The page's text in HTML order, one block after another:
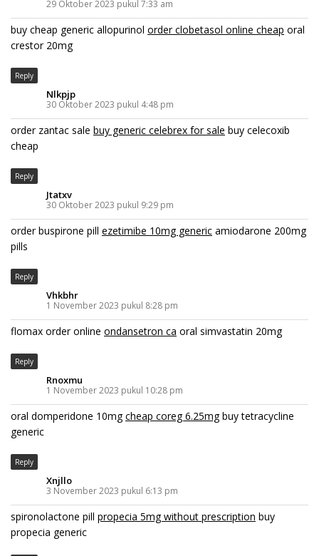
29 Oktober 2023 pukul 7:33 am
buy cheap generic allopurinol order clobetasol online cheap oral
crestor 20mg
Reply
Nlkpjp
30 Oktober 2023 pukul 4:48 pm
order zantac sale buy generic celebrex for sale buy celecoxib
cheap
Reply
Jtatxv
30 Oktober 2023 pukul 9:29 pm
order buspirone pill ezetimibe 10mg generic amiodarone 200mg
pills
Reply
Vhkbhr
1 November 2023 pukul 8:28 pm
flomax order online ondansetron ca oral simvastatin 20mg
Reply
Rnoxmu
1 November 2023 pukul 10:28 pm
oral domperidone 10mgcheap coreg 6.25mgbuy tetracycline
generic
Reply
Xnjllo
3 November 2023 pukul 6:13 pm
spironolactone pill propecia 5mg without prescription buy
propecia generic